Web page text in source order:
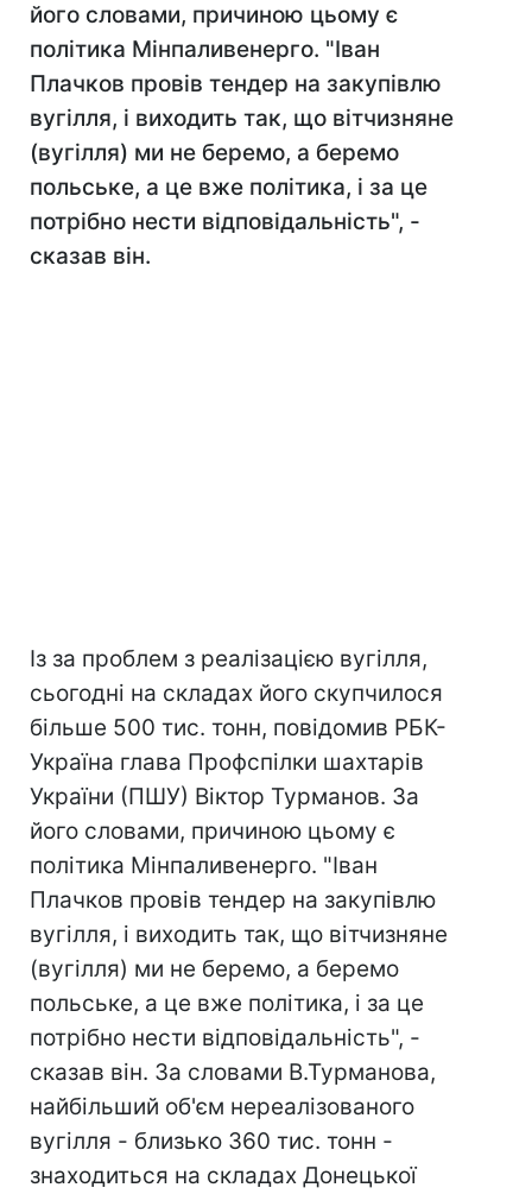
його словами, причиною цьому є
політика Мінпаливенерго. "Іван
Плачков провів тендер на закупівлю
вугілля, і виходить так, що вітчизняне
(вугілля) ми не беремо, а беремо
польське, а це вже політика, і за це
потрібно нести відповідальність", -
сказав він.
Із за проблем з реалізацією вугілля,
сьогодні на складах його скупчилося
більше 500 тис. тонн, повідомив РБК-
Україна глава Профспілки шахтарів
України (ПШУ) Віктор Турманов. За
його словами, причиною цьому є
політика Мінпаливенерго. "Іван
Плачков провів тендер на закупівлю
вугілля, і виходить так, що вітчизняне
(вугілля) ми не беремо, а беремо
польське, а це вже політика, і за це
потрібно нести відповідальність", -
сказав він. За словами В.Турманова,
найбільший об'єм нереалізованого
вугілля - близько 360 тис. тонн -
знаходиться на складах Донецької